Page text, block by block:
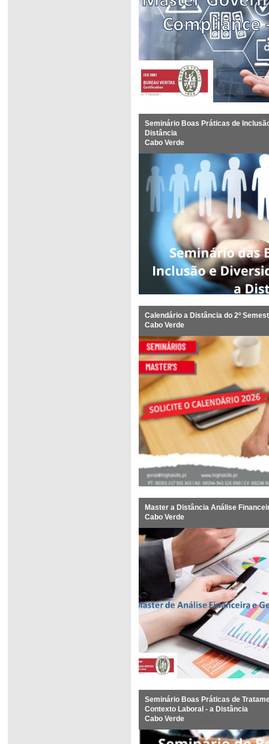
Seminário Boas Práticas de
Distância
Cabo Verde
Calendário a Distância do 2º
Cabo Verde
Master a Distância Análise
Cabo Verde
Seminário Boas Práticas de
Contexto Laboral - a Distância
Cabo Verde